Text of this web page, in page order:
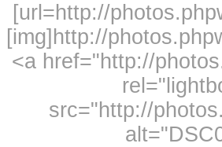
[url=http://
[img]http://
<a href="http://
src="http://